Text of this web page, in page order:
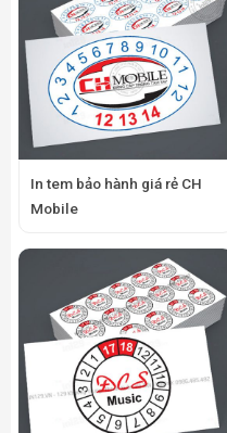
In tem bảo hành giá rẻ CH
Mobile